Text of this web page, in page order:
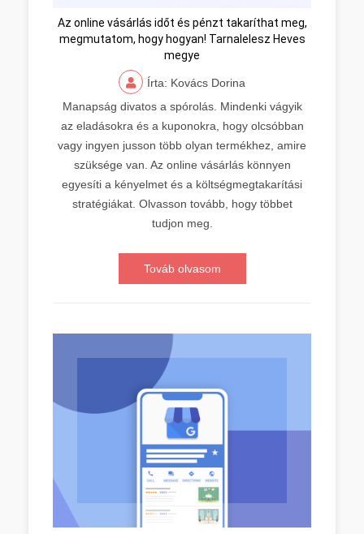
Az online vásárlás időt és pénzt takaríthat meg,
megmutatom, hogy hogyan! Tarnalelesz Heves
megye
Írta: Kovács Dorina
Manapság divatos a spórolás. Mindenki vágyik
az eladásokra és a kuponokra, hogy olcsóbban
vagy ingyen jusson több olyan termékhez, amire
szüksége van. Az online vásárlás könnyen
egyesíti a kényelmet és a költségmegtakarítási
stratégiákat. Olvasson tovább, hogy többet
tudjon meg.
Továb olvasom